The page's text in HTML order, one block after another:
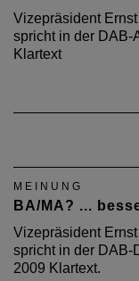
Vizepräsident
spricht in der DAB-
Klartext
MEINUNG
BA/MA? ...
Vizepräsident
spricht in der DAB-
2009 Klartext.